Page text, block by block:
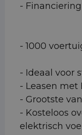
-
- 1000
- Ideaal voor
- Leasen met
- Grootste
- Kosteloos
elektrisch